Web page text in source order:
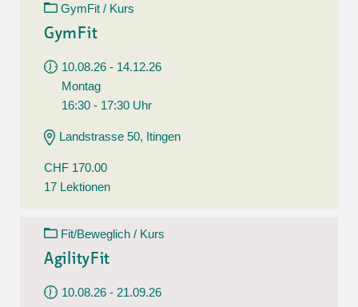
GymFit / Kurs
GymFit
10.08.26 - 14.12.26
Montag
16:30 - 17:30 Uhr
Landstrasse 50, Itingen
CHF 170.00
17 Lektionen
Fit/Beweglich / Kurs
AgilityFit
10.08.26 - 21.09.26